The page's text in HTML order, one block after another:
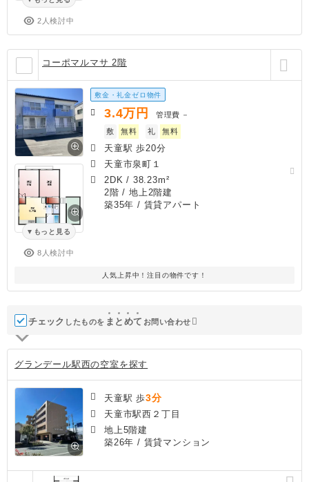
2人検討中
コーポマルマサ 2階
もっと見る
8人検討中
敷金・礼金ゼロ物件
3.4万円 管理費 －
敷
無料 礼 無料
天童駅 歩20分
天童市泉町１
2DK / 38.23m²
2階 / 地上2階建
築35年 / 賃貸アパート
人気上昇中！注目の物件です！
チェック したものを ま と めて お問い合わせ
グランデール駅西の空室を探す
天童駅 歩3分
天童市駅西２丁目
地上5階建
築26年 / 賃貸マンション